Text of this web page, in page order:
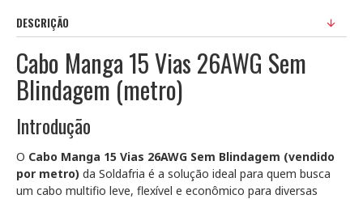
DESCRIÇÃO
Cabo Manga 15 Vias 26AWG Sem
Blindagem (metro)
Introdução
O Cabo Manga 15 Vias 26AWG Sem Blindagem (vendido
por metro) da Soldafria é a solução ideal para quem busca
um cabo multifio leve, flexível e econômico para diversas